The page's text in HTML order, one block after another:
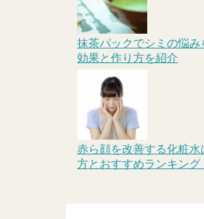
抹茶パックでシミの悩み
効果と作り方を紹介
赤ら顔を改善する化粧水
方とおすすめランキング